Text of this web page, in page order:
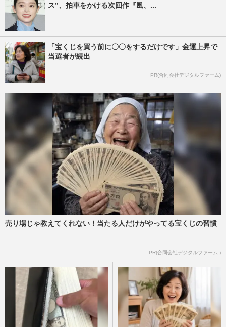
ス”、拍車をかける次回作『風、...
「宝くじを買う前に〇〇をするだけです」金運上昇で
当選者が続出
PR(合同会社デジタルファーム)
売り場じゃ教えてくれない！当たる人だけがやってる宝くじの習慣
PR(合同会社デジタルファーム )